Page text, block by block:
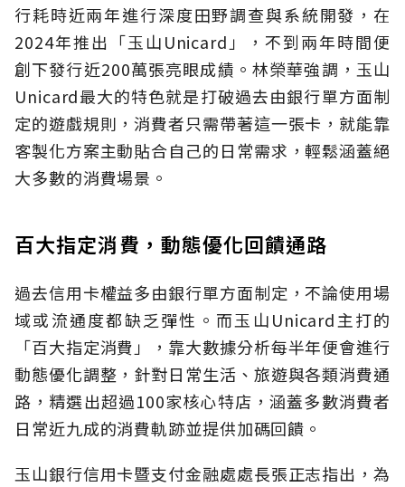
行耗時近兩年進行深度田野調查與系統開發，在
2024年推出「玉山Unicard」，不到兩年時間便
創下發行近200萬張亮眼成績。林榮華強調，玉山
Unicard最大的特色就是打破過去由銀行單方面制
定的遊戲規則，消費者只需帶著這一張卡，就能靠
客製化方案主動貼合自己的日常需求，輕鬆涵蓋絕
大多數的消費場景。
百大指定消費，動態優化回饋通路
過去信用卡權益多由銀行單方面制定，不論使用場
域或流通度都缺乏彈性。而玉山Unicard主打的
「百大指定消費」，靠大數據分析每半年便會進行
動態優化調整，針對日常生活、旅遊與各類消費通
路，精選出超過100家核心特店，涵蓋多數消費者
日常近九成的消費軌跡並提供加碼回饋。
玉山銀行信用卡暨支付金融處處長張正志指出，為